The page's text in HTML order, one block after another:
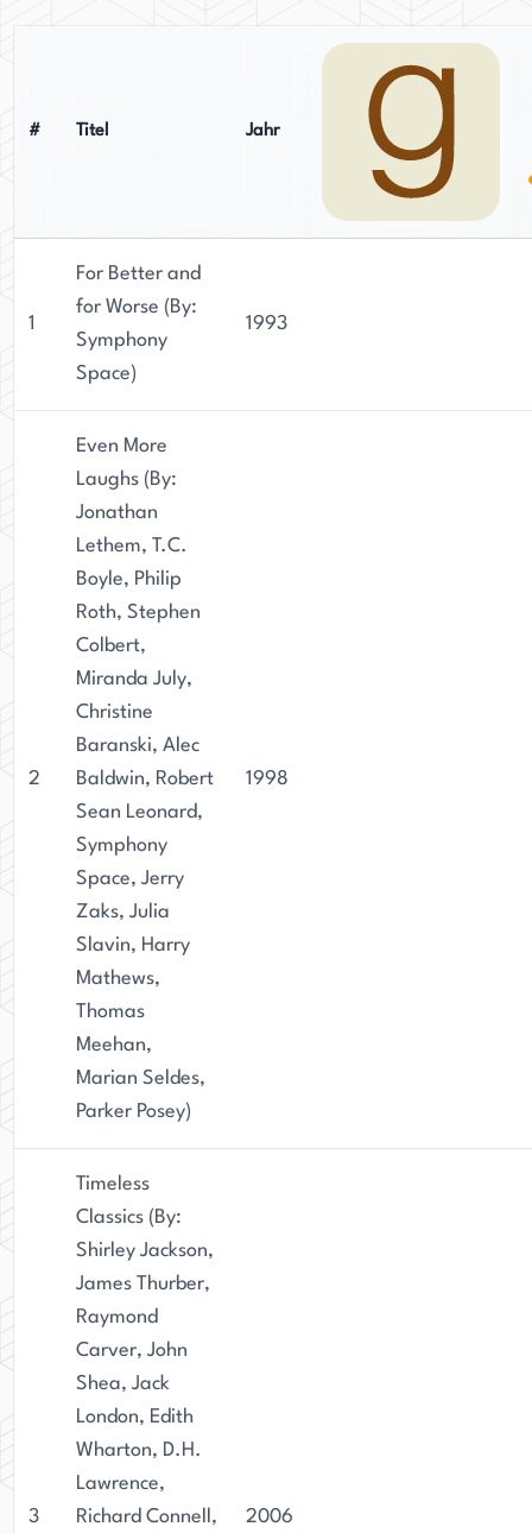
# Titel Jahr
1
For Better and
for Worse (By:
Symphony
Space)
1993
2
Even More
Laughs (By:
Jonathan
Lethem, T.C.
Boyle, Philip
Roth, Stephen
Colbert,
Miranda July,
Christine
Baranski, Alec
Baldwin, Robert
Sean Leonard,
Symphony
Space, Jerry
Zaks, Julia
Slavin, Harry
Mathews,
Thomas
Meehan,
Marian Seldes,
Parker Posey)
1998
3
Timeless
Classics (By:
Shirley Jackson,
James Thurber,
Raymond
Carver, John
Shea, Jack
London, Edith
Wharton, D.H.
Lawrence,
Richard Connell,
2006